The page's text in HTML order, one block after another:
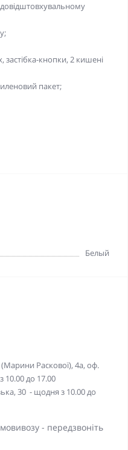
застібка-кнопки, 2 кишені
пакет;
Белый
Раскової), 4а, оф.
10.00 до 17.00
30 - щодня з 10.00 до
- передзвоніть